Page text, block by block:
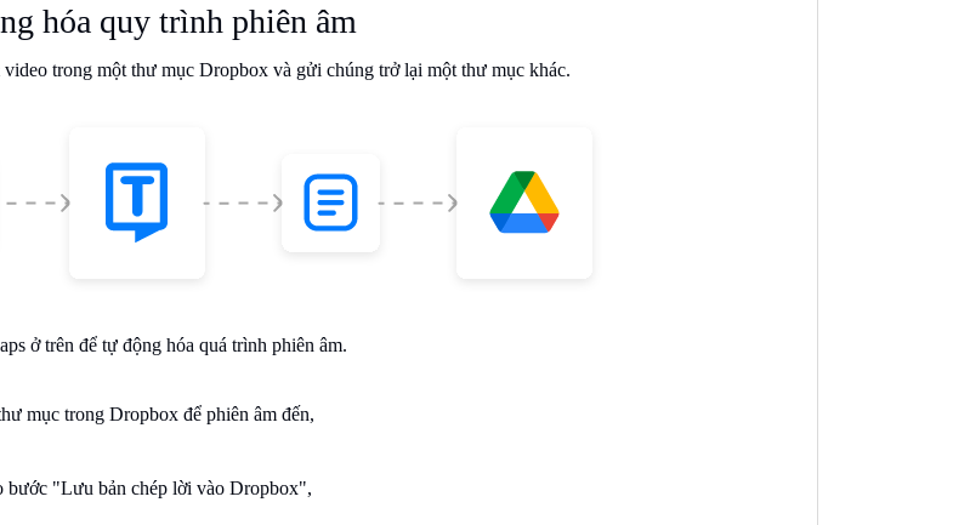
hóa quy trình phiên âm
trong một thư mục Dropbox và gửi chúng trở lại một thư mục khác.
ở trên để tự động hóa quá trình phiên âm.
mục trong Dropbox để phiên âm đến,
bước "Lưu bản chép lời vào Dropbox",